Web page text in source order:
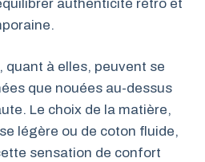
authenticité rétro et
quant à elles, peuvent se
que nouées au-dessus
Le choix de la matière,
légère ou de coton fluide,
sensation de confort